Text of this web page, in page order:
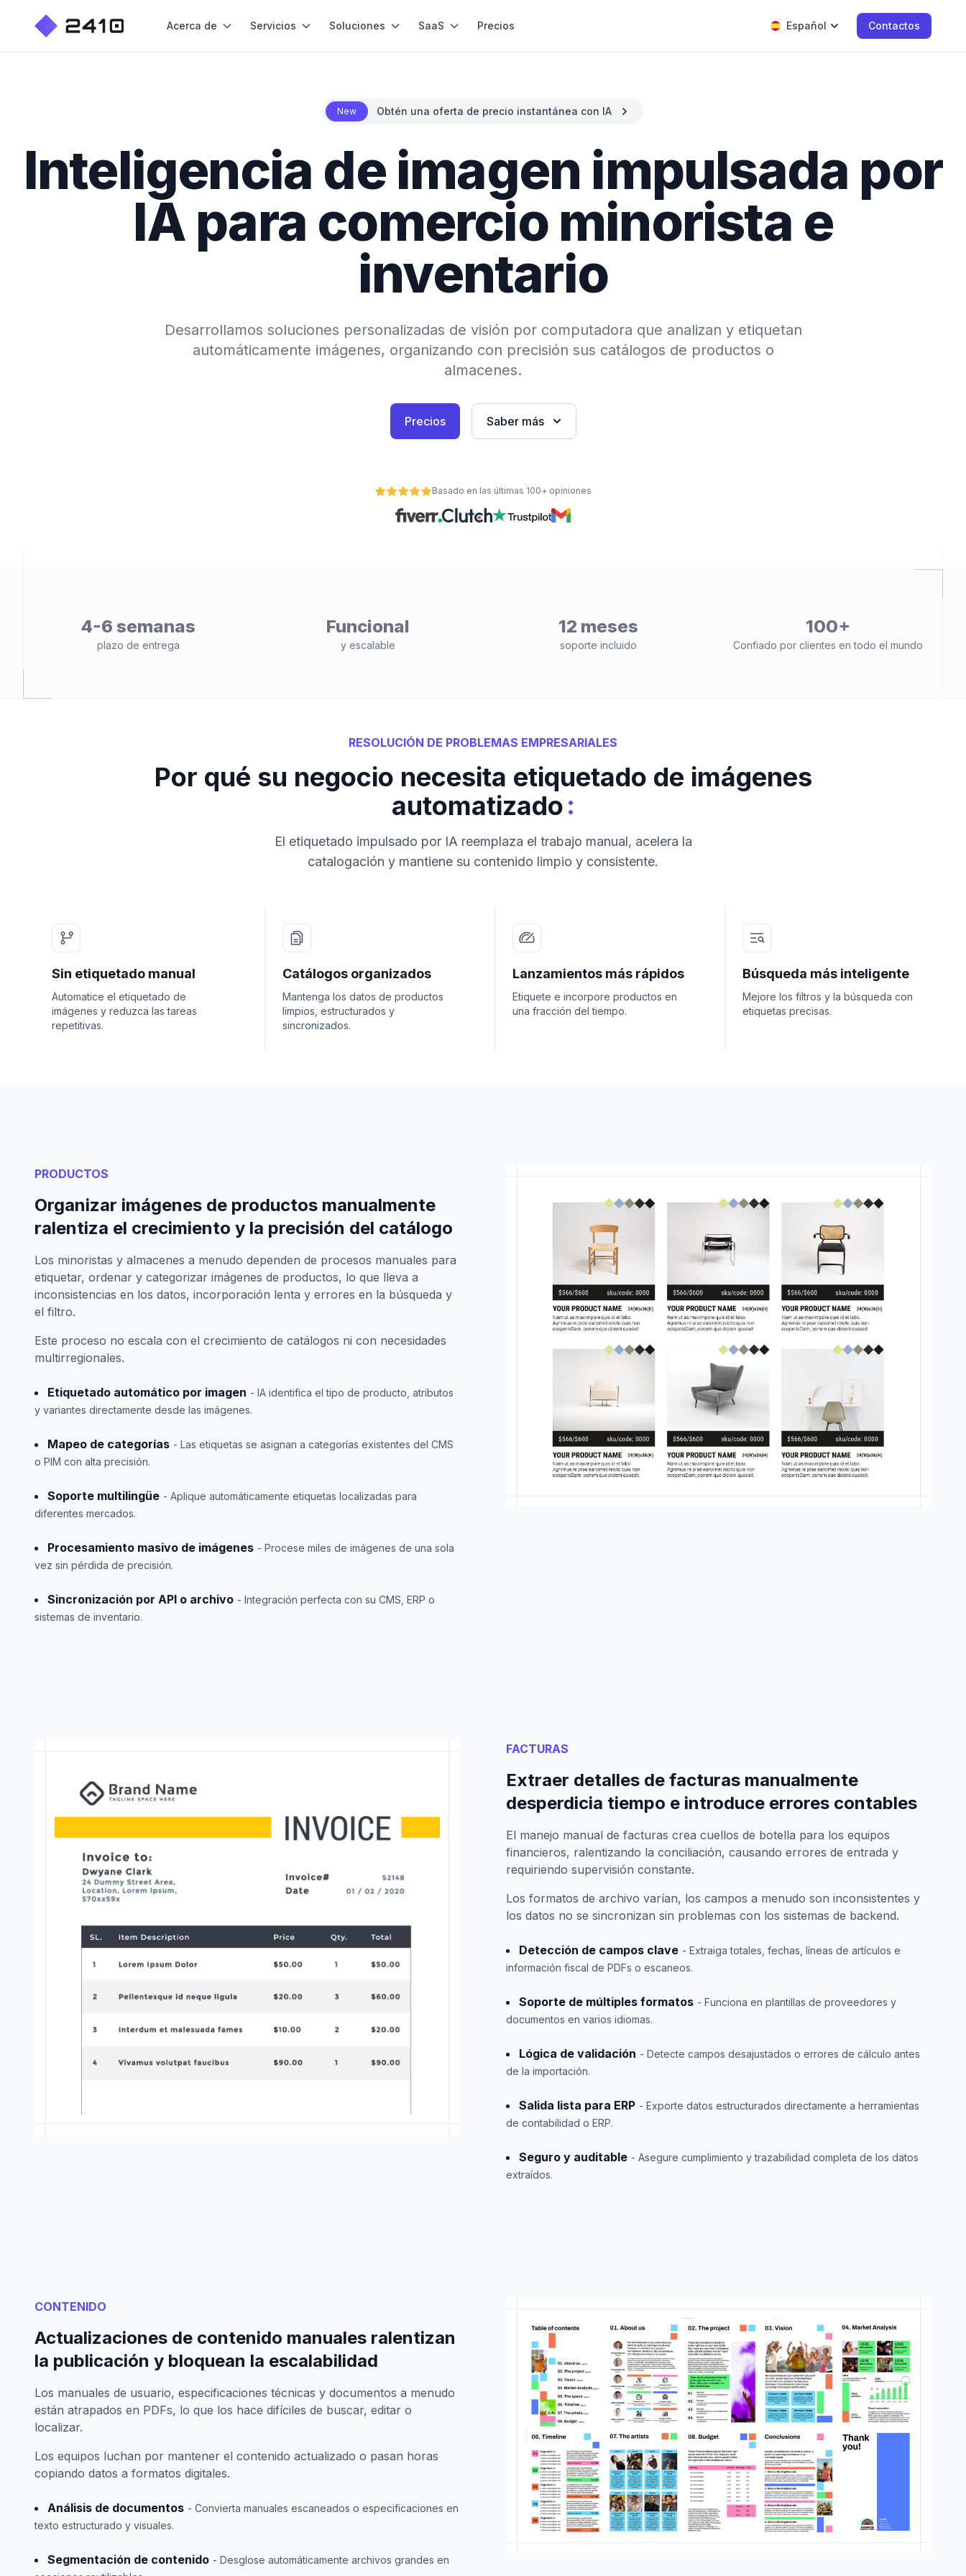
Acerca de Servicios Soluciones SaaS Precios Español Contactos
New Obtén una oferta de precio instantánea con IA
Inteligencia de imagen impulsada por
IA para comercio minorista e
inventario
Desarrollamos soluciones personalizadas de visión por computadora que analizan y etiquetan
automáticamente imágenes, organizando con precisión sus catálogos de productos o
almacenes.
Precios Saber más
Basado en las últimas 100+ opiniones
4-6 semanas
plazo de entrega
Funcional
y escalable
12 meses
soporte incluido
100+
Confiado por clientes en todo el mundo
RESOLUCIÓN DE PROBLEMAS EMPRESARIALES
Por qué su negocio necesita etiquetado de imágenes
automatizado:
El etiquetado impulsado por IA reemplaza el trabajo manual, acelera la
catalogación y mantiene su contenido limpio y consistente.
Sin etiquetado manual
Automatice el etiquetado de
imágenes y reduzca las tareas
repetitivas.
Catálogos organizados
Mantenga los datos de productos
limpios, estructurados y
sincronizados.
Lanzamientos más rápidos
Etiquete e incorpore productos en
una fracción del tiempo.
Búsqueda más inteligente
Mejore los filtros y la búsqueda con
etiquetas precisas.
PRODUCTOS
Organizar imágenes de productos manualmente
ralentiza el crecimiento y la precisión del catálogo
Los minoristas y almacenes a menudo dependen de procesos manuales para
etiquetar, ordenar y categorizar imágenes de productos, lo que lleva a
inconsistencias en los datos, incorporación lenta y errores en la búsqueda y
el filtro.
Este proceso no escala con el crecimiento de catálogos ni con necesidades
multirregionales.
Etiquetado automático por imagen - IA identifica el tipo de producto, atributos
y variantes directamente desde las imágenes.
Mapeo de categorías - Las etiquetas se asignan a categorías existentes del CMS
o PIM con alta precisión.
Soporte multilingüe - Aplique automáticamente etiquetas localizadas para
diferentes mercados.
Procesamiento masivo de imágenes - Procese miles de imágenes de una sola
vez sin pérdida de precisión.
Sincronización por API o archivo - Integración perfecta con su CMS, ERP o
sistemas de inventario.
FACTURAS
Extraer detalles de facturas manualmente
desperdicia tiempo e introduce errores contables
El manejo manual de facturas crea cuellos de botella para los equipos
financieros, ralentizando la conciliación, causando errores de entrada y
requiriendo supervisión constante.
Los formatos de archivo varían, los campos a menudo son inconsistentes y
los datos no se sincronizan sin problemas con los sistemas de backend.
Detección de campos clave - Extraiga totales, fechas, líneas de artículos e
información fiscal de PDFs o escaneos.
Soporte de múltiples formatos - Funciona en plantillas de proveedores y
documentos en varios idiomas.
Lógica de validación - Detecte campos desajustados o errores de cálculo antes
de la importación.
Salida lista para ERP - Exporte datos estructurados directamente a herramientas
de contabilidad o ERP.
Seguro y auditable - Asegure cumplimiento y trazabilidad completa de los datos
extraídos.
CONTENIDO
Actualizaciones de contenido manuales ralentizan
la publicación y bloquean la escalabilidad
Los manuales de usuario, especificaciones técnicas y documentos a menudo
están atrapados en PDFs, lo que los hace difíciles de buscar, editar o
localizar.
Los equipos luchan por mantener el contenido actualizado o pasan horas
copiando datos a formatos digitales.
Análisis de documentos - Convierta manuales escaneados o especificaciones en
texto estructurado y visuales.
Segmentación de contenido - Desglose automáticamente archivos grandes en